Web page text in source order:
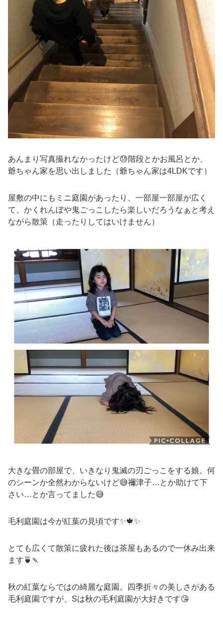
あんまり写真撮れなかったけど😓階段とかお風呂とか、
爺ちゃん家を思い出しました（爺ちゃん家は4LDKです）
屋敷の中にもミニ庭園があったり、一部屋一部屋が広く
て、かくれんぼや鬼ごっこしたら楽しいだろうなぁと考え
ながら散策（走ったりしてはいけません）
大きな畳の部屋で、いきなり鬼滅の刃ごっこをする娘。何
のシーンか全然わからないけど😅禰津子…とか助けて下
さい…とか言ってました😅
毛利庭園は今が紅葉の見頃です✨🍁✨
とても広くて散策に疲れた後は茶屋もあるので一休み出来
ます🍵🍡
秋の紅葉ならではの綺麗な庭園。四季折々の美しさがある
毛利庭園ですが、Sは秋の毛利庭園が大好きです😘